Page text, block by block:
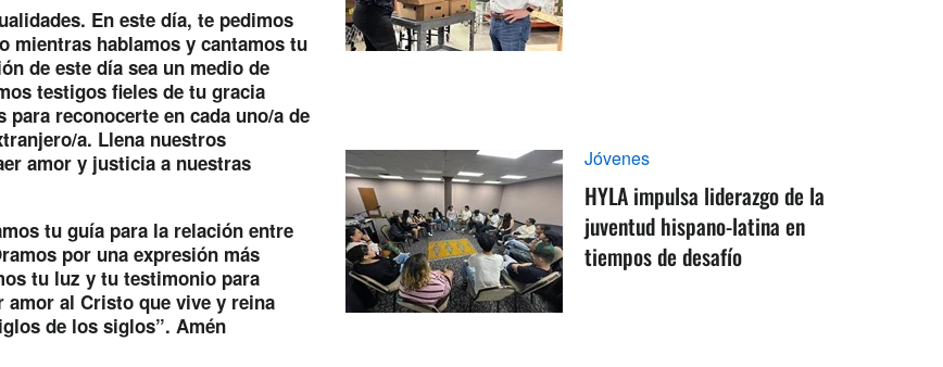
En este día, te pedimos
mientras hablamos y cantamos tu
de este día sea un medio de
testigos fieles de tu gracia
reconocerte en cada uno/a de
a. Llena nuestros
amor y justicia a nuestras
tu guía para la relación entre
por una expresión más
tu luz y tu testimonio para
amor al Cristo que vive y reina
de los siglos”. Amén
Jóvenes
HYLA impulsa liderazgo de la
juventud hispano-latina en
tiempos de desafío